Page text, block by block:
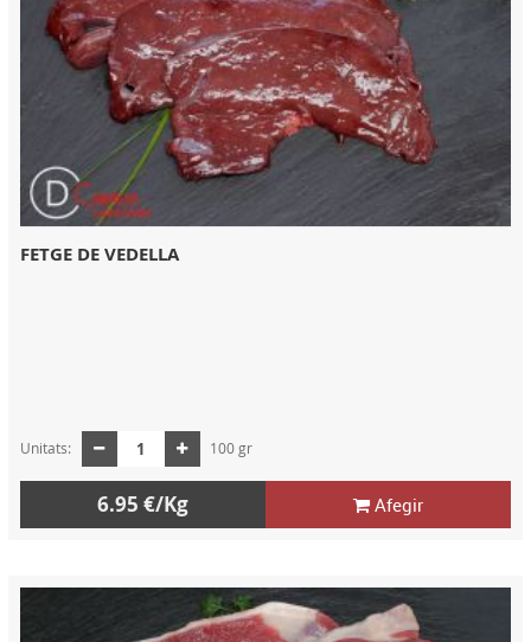
FETGE DE VEDELLA
Unitats: 100 gr
6.95 €/Kg Afegir